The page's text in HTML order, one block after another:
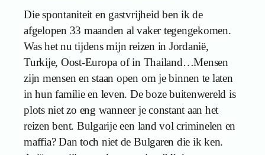
Die spontaniteit en gastvrijheid ben ik de
afgelopen 33 maanden al vaker tegengekomen.
Was het nu tijdens mijn reizen in Jordanië,
Turkije, Oost-Europa of in Thailand…Mensen
zijn mensen en staan open om je binnen te laten
in hun familie en leven. De boze buitenwereld is
plots niet zo eng wanneer je constant aan het
reizen bent. Bulgarije een land vol criminelen en
maffia? Dan toch niet de Bulgaren die ik ken.